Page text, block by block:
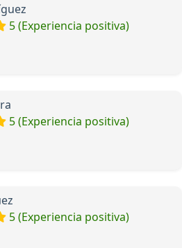
5 (Experiencia positiva)
5 (Experiencia positiva)
5 (Experiencia positiva)